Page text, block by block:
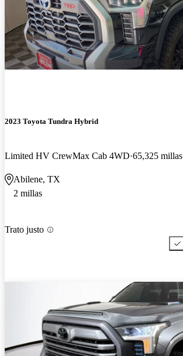
2023 Toyota Tundra Hybrid
Limited HV CrewMax Cab 4WD 65,325 millas
Abilene, TX
2 millas
Trato justo